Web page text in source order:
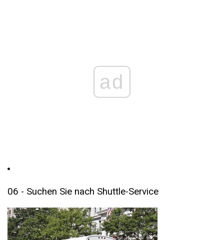
ad
06 - Suchen Sie nach Shuttle-Service